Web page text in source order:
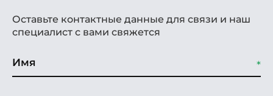
Оставьте контактные данные для связи и наш
специалист с вами свяжется